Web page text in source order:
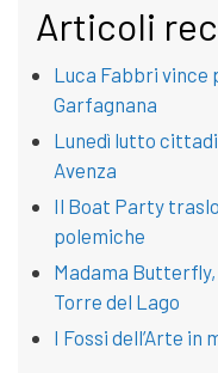
Articoli
Luca Fabbri vince
Garfagnana
Lunedì lutto
Avenza
Il Boat Party
polemiche
Madama
Torre del Lago
I Fossi dell’Arte in